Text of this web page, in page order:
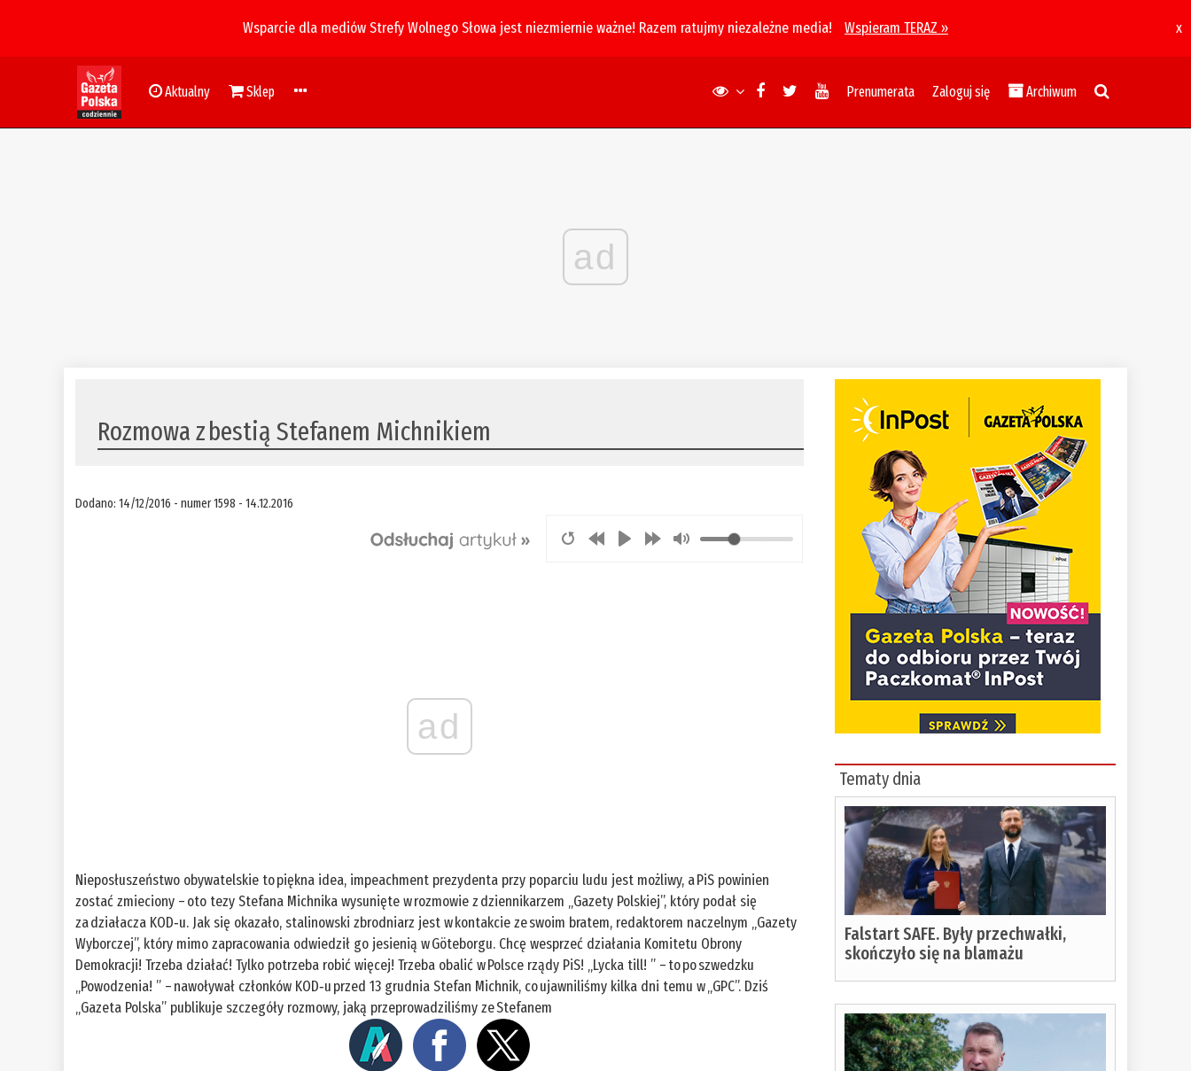
Wsparcie dla mediów Strefy Wolnego Słowa jest niezmiernie ważne! Razem ratujmy niezależne media! Wspieram TERAZ » x
Aktualny Sklep Prenumerata Zaloguj się Archiwum
ad
Rozmowa z bestią Stefanem Michnikiem
Dodano: 14/12/2016 - numer 1598 - 14.12.2016
ad
Nieposłuszeństwo obywatelskie to piękna idea, impeachment prezydenta przy poparciu ludu jest możliwy, a PiS powinien
zostać zmieciony – oto tezy Stefana Michnika wysunięte w rozmowie z dziennikarzem „Gazety Polskiej”, który podał się
za działacza KOD‑u. Jak się okazało, stalinowski zbrodniarz jest w kontakcie ze swoim bratem, redaktorem naczelnym „Gazety
Wyborczej”, który mimo zapracowania odwiedził go jesienią w Göteborgu. Chcę wesprzeć działania Komitetu Obrony
Demokracji! Trzeba działać! Tylko potrzeba robić więcej! Trzeba obalić w Polsce rządy PiS! „Lycka till! ” – to po szwedzku
„Powodzenia! ” – nawoływał członków KOD‑u przed 13 grudnia Stefan Michnik, co ujawniliśmy kilka dni temu w „GPC”. Dziś
„Gazeta Polska” publikuje szczegóły rozmowy, jaką przeprowadziliśmy ze Stefanem
Tematy dnia
Falstart SAFE. Były przechwałki,
skończyło się na blamażu